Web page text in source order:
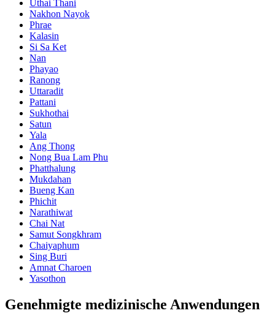
Uthai Thani
Nakhon Nayok
Phrae
Kalasin
Si Sa Ket
Nan
Phayao
Ranong
Uttaradit
Pattani
Sukhothai
Satun
Yala
Ang Thong
Nong Bua Lam Phu
Phatthalung
Mukdahan
Bueng Kan
Phichit
Narathiwat
Chai Nat
Samut Songkhram
Chaiyaphum
Sing Buri
Amnat Charoen
Yasothon
Genehmigte medizinische Anwendungen